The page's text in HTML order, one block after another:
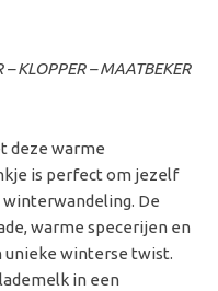
KLOPPER – MAATBEKER
deze warme
is perfect om jezelf
De
warme specerijen en
unieke winterse twist.
in een